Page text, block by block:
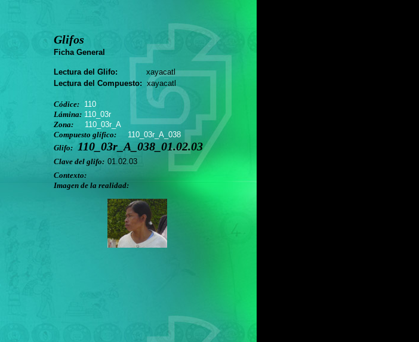
Glifos
Ficha General
Lectura del Glifo: xayacatl
Lectura del Compuesto: xayacatl
Códice: 110
Lámina: 110_03r
Zona:
110_03r_A
Compuesto glífico:
110_03r_A_038
Glifo:
110_03r_A_038_01.02.03
Clave del glifo: 01.02.03
Contexto:
Imagen de la realidad: